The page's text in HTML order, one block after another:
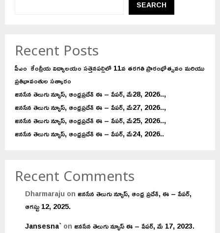
SEARCH
Recent Posts
పీఎం కేంద్రీయ విద్యాలయం సత్తెనపల్లిలో 11వ తరగతి ప్రారంభోత్సవం మరియు
ప్రతిభావంతుల సత్కారం
జనసేన తెలుగు న్యూస్, ఆంధ్రప్రదేశ్ ఈ – పేపర్, మే28, 2026..,
జనసేన తెలుగు న్యూస్, ఆంధ్రప్రదేశ్ ఈ – పేపర్, మే27, 2026..,
జనసేన తెలుగు న్యూస్, ఆంధ్రప్రదేశ్ ఈ – పేపర్, మే25, 2026..,
జనసేన తెలుగు న్యూస్, ఆంధ్రప్రదేశ్ ఈ – పేపర్, మే24, 2026..
Recent Comments
Dharmaraju onజనసేన తెలుగు న్యూస్, ఆంధ్ర ప్రదేశ్, ఈ – పేపర్,
ఆగస్టు 12, 2025.
Jansesna`onజనసేన తెలుగు న్యూస్ ఈ – పేపర్, మే 17, 2023.